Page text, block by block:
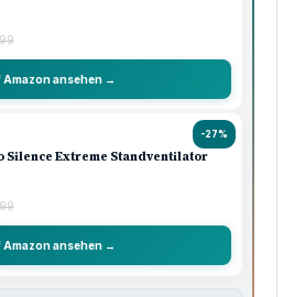
Amazon ansehen →
-27%
Silence Extreme Standventilator
Amazon ansehen →